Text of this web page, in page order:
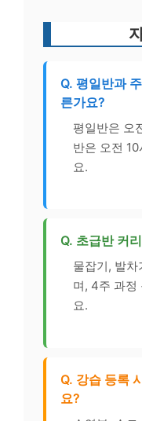
Q. 평일반과
른가요?
평일반은 오
반은 오전
요.
Q. 초급반 커
물잡기, 발
며, 4주 과정
요.
Q. 강습 등록
요?